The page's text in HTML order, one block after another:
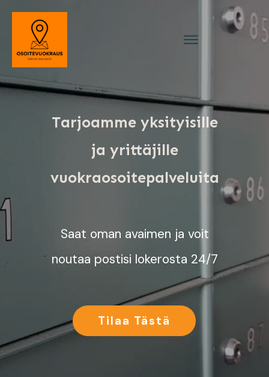
Tarjoamme yksityisille
ja yrittäjille
vuokraosoitepalveluita
Saat oman avaimen ja voit
noutaa postisi lokerosta 24/7
Tilaa Tästä